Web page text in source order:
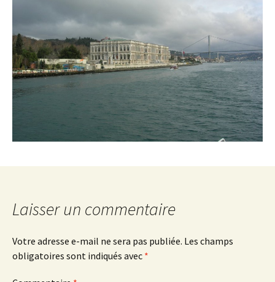
Laisser un commentaire
Votre adresse e-mail ne sera pas publiée. Les champs
obligatoires sont indiqués avec *